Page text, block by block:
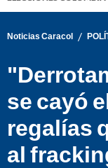
Noticias Caracol /
se cayó
regalías
al